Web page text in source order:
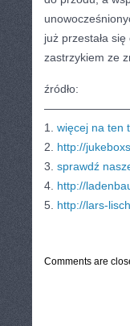
już przestała
zastrzykiem ze
źródło:
1. więcej na ten
2. http://
3. sprawdź
4. http://
5. http://lars-
Comments are